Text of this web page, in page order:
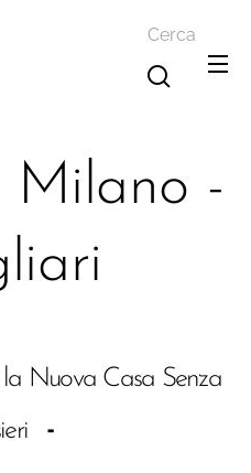
Cerca
Milano -
Nuova Casa Senza
-